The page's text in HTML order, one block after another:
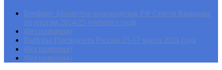
Брифинг Министра просвещения РФ Сергея Кравцова
по итогам 2024/25 учебного года
(без названия)
Выборы Президента России 15-17 марта 2024 года
(без названия)
(без названия)